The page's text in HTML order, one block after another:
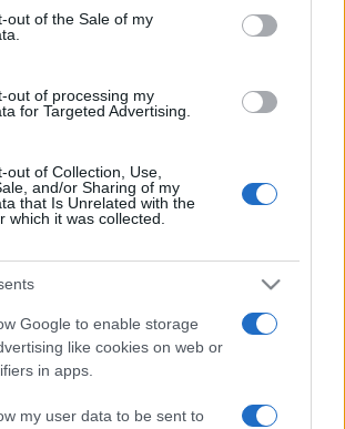
out of the Sale of my
out of processing my
for Targeted Advertising.
out of Collection, Use,
and/or Sharing of my
that Is Unrelated with the
which it was collected.
Google to enable storage
like cookies on web or
in apps.
my user data to be sent to
számára akartam rendezni, és
klasszikus témához nyúlunk ebben az új
a jövendő operalátogató
a színház szeretetére. Ezt a
beavató színháznak gondolom tehát. A
a célnak rendeltem alá a szcenikai
szereplők mozgatásának tekintetében is.
színes és mozgalmas."
elvet, az előadás gyerekeknek szóló
a műben, sok olyan motívum, melyet a